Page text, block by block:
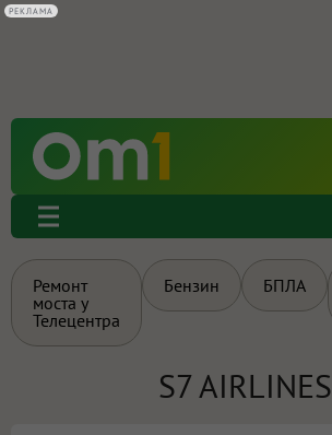
Ремонт
моста у
Телецентра
Бензин БПЛА
S7 AIRLINES
РЕКЛАМА